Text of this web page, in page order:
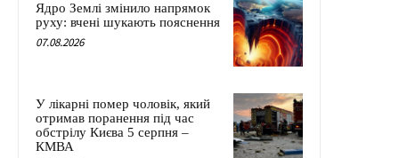
Ядро Землі змінило напрямок
руху: вчені шукають пояснення
07.08.2026
У лікарні помер чоловік, який
отримав поранення під час
обстрілу Києва 5 серпня –
КМВА